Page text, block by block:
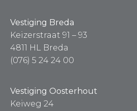
Vestiging Breda
Keizerstraat 91 – 93
4811 HL Breda
(076) 5 24 24 00
Vestiging Oosterhout
Keiweg 24